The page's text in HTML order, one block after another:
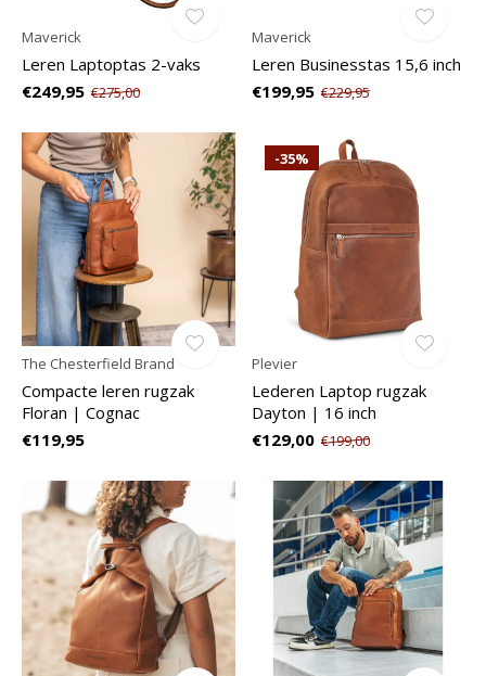
Maverick
Leren Laptoptas 2-vaks
€249,95 €275,00
Maverick
Leren Businesstas 15,6 inch
€199,95 €229,95
The Chesterfield Brand
Compacte leren rugzak
Floran | Cognac
€119,95
-35%
Plevier
Lederen Laptop rugzak
Dayton | 16 inch
€129,00 €199,00